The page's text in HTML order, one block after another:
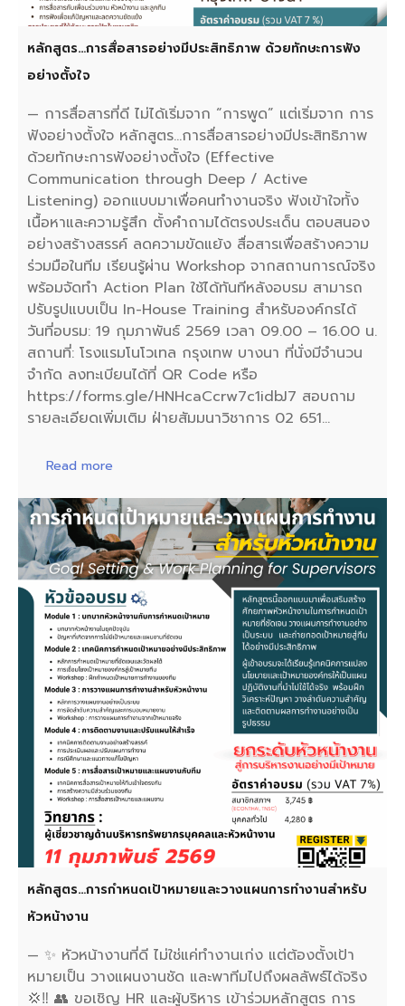
หลักสูตร…การสื่อสารอย่างมีประสิทธิภาพ ด้วยทักษะการฟัง
อย่างตั้งใจ
— การสื่อสารที่ดี ไม่ได้เริ่มจาก “การพูด” แต่เริ่มจาก การ
ฟังอย่างตั้งใจ หลักสูตร…การสื่อสารอย่างมีประสิทธิภาพ
ด้วยทักษะการฟังอย่างตั้งใจ (Effective
Communication through Deep / Active
Listening) ออกแบบมาเพื่อคนทำงานจริง ฟังเข้าใจทั้ง
เนื้อหาและความรู้สึก ตั้งคำถามได้ตรงประเด็น ตอบสนอง
อย่างสร้างสรรค์ ลดความขัดแย้ง สื่อสารเพื่อสร้างความ
ร่วมมือในทีม เรียนรู้ผ่าน Workshop จากสถานการณ์จริง
พร้อมจัดทำ Action Plan ใช้ได้ทันทีหลังอบรม สามารถ
ปรับรูปแบบเป็น In-House Training สำหรับองค์กรได้
วันที่อบรม: 19 กุมภาพันธ์ 2569 เวลา 09.00 – 16.00 น.
สถานที่: โรงแรมโนโวเทล กรุงเทพ บางนา ที่นั่งมีจำนวน
จำกัด ลงทะเบียนได้ที่ QR Code หรือ
https://forms.gle/HNHcaCcrw7c1idbJ7 สอบถาม
รายละเอียดเพิ่มเติม ฝ่ายสัมมนาวิชาการ 02 651…
Read more
หลักสูตร…การกำหนดเป้าหมายและวางแผนการทำงานสำหรับ
หัวหน้างาน
— ✨ หัวหน้างานที่ดี ไม่ใช่แค่ทำงานเก่ง แต่ต้องตั้งเป้า
หมายเป็น วางแผนงานชัด และพาทีมไปถึงผลลัพธ์ได้จริง
💢‼️ 👥 ขอเชิญ HR และผู้บริหาร เข้าร่วมหลักสูตร การ